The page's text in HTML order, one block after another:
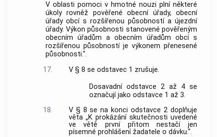
V oblasti pomoci v hmotné nouzi plní některé
úkoly rovněž pověřené obecní úřady, obecní
úřady obcí s rozšířenou působností a újezdní
úřady. Výkon působnosti stanovené pověřeným
obecním úřadům a obecním úřadům obcí s
rozšířenou působností je výkonem přenesené
působnosti.“.
17.
V § 8 se odstavec 1 zrušuje.
Dosavadní odstavce 2 až 4 se
označují jako odstavce 1 až 3.
18.
V § 8 se na konci odstavce 2 doplňuje
věta „K prokázání skutečnosti uvedené
ve větě první přitom nestačí jen
písemné prohlášení žadatele o dávku.“.